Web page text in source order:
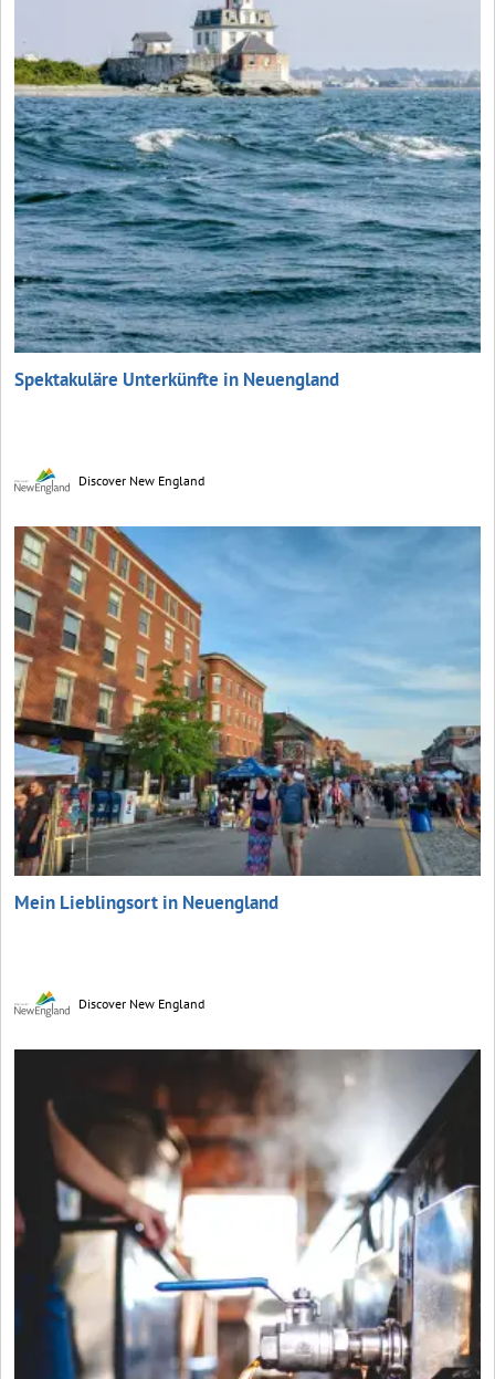
Spektakuläre Unterkünfte in Neuengland
Discover New England
Mein Lieblingsort in Neuengland
Discover New England